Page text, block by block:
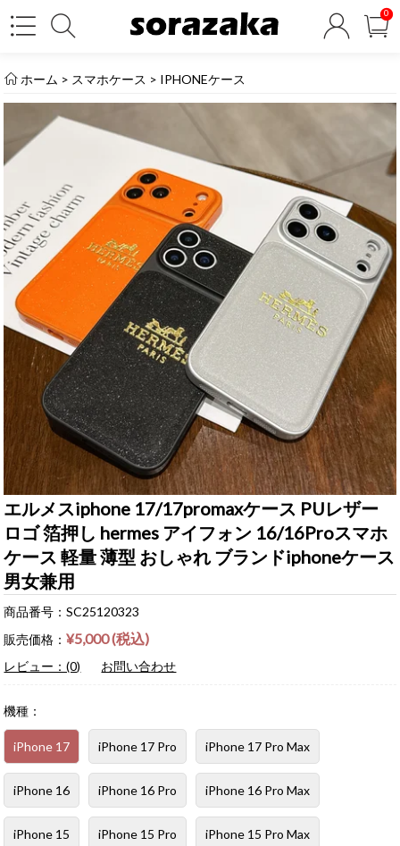
0
ホーム > スマホケース > IPHONEケース
エルメスiphone 17/17promaxケース PUレザー
ロゴ 箔押し hermes アイフォン 16/16Proスマホ
ケース 軽量 薄型 おしゃれ ブランドiphoneケース
男女兼用
商品番号：SC25120323
販売価格：¥5,000 (税込)
レビュー：(0) お問い合わせ
機種：
iPhone 17 iPhone 17 Pro iPhone 17 Pro Max
iPhone 16 iPhone 16 Pro iPhone 16 Pro Max
iPhone 15 iPhone 15 Pro iPhone 15 Pro Max